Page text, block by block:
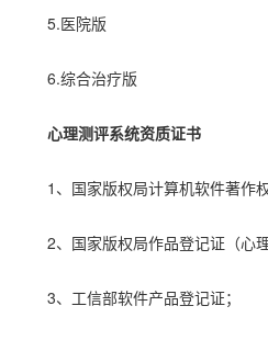
5.医院版
6.综合治疗版
心理测评系统资质证书
1、国家版权局计算机软件著作权
2、国家版权局作品登记证（心理
3、工信部软件产品登记证；